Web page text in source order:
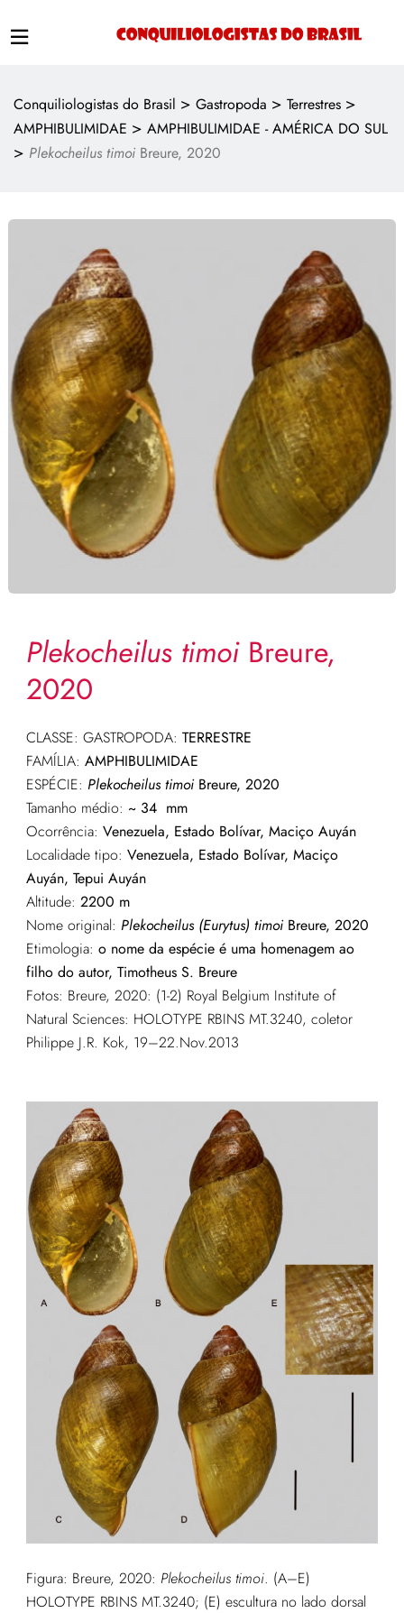
Conquiliologistas do Brasil > Gastropoda > Terrestres >
AMPHIBULIMIDAE > AMPHIBULIMIDAE - AMÉRICA DO SUL
> Plekocheilus timoi Breure, 2020
Plekocheilus timoiBreure,
2020
CLASSE: GASTROPODA: TERRESTRE
FAMÍLIA: AMPHIBULIMIDAE
ESPÉCIE: Plekocheilus timoiBreure, 2020
Tamanho médio: ~ 34 mm
Ocorrência: Venezuela, Estado Bolívar, Maciço Auyán
Localidade tipo: Venezuela, Estado Bolívar, Maciço
Auyán, Tepui Auyán
Altitude: 2200 m
Nome original: Plekocheilus (Eurytus) timoiBreure, 2020
Etimologia: o nome da espécie é uma homenagem ao
filho do autor, Timotheus S. Breure
Fotos: Breure, 2020: (1-2) Royal Belgium Institute of
Natural Sciences: HOLOTYPE RBINS MT.3240, coletor
Philippe J.R. Kok, 19–22.Nov.2013
Figura: Breure, 2020: Plekocheilus timoi. (A–E)
HOLOTYPE RBINS MT.3240; (E) escultura no lado dorsal